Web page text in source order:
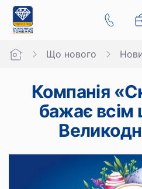
Що нового
Компанія
бажає